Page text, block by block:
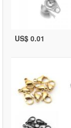
US$ 0.01